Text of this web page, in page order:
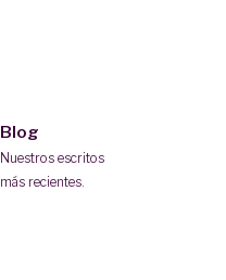
Blog
Nuestros escritos
más recientes.